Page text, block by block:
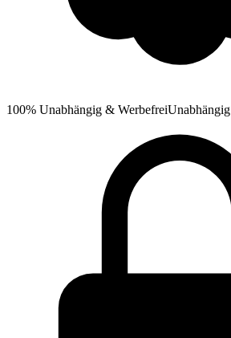
100% Unabhängig & WerbefreiUnabhängig